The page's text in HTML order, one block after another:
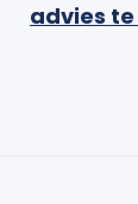
advies